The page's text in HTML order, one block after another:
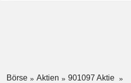
Börse Aktien
901097 Aktie